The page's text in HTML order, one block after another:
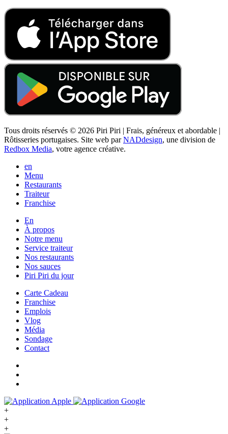
Tous droits réservés © 2026 Piri Piri | Frais, généreux et abordable |
Rôtisseries portugaises. Site web parNADdesign, une division de
Redbox Media, votre agence créative.
en
Menu
Restaurants
Traiteur
Franchise
En
À propos
Notre menu
Service traiteur
Nos restaurants
Nos sauces
Piri Piri du jour
Carte Cadeau
Franchise
Emplois
Vlog
Média
Sondage
Contact
+
+
+